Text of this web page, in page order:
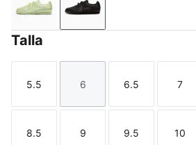
Apple Spritz-Warm White
PUMA Black-PUMA
Talla
Talla
5.5
Talla
6
Talla
6.5
Talla
7
Talla
8.5
Talla
9
Talla
9.5
Talla
10